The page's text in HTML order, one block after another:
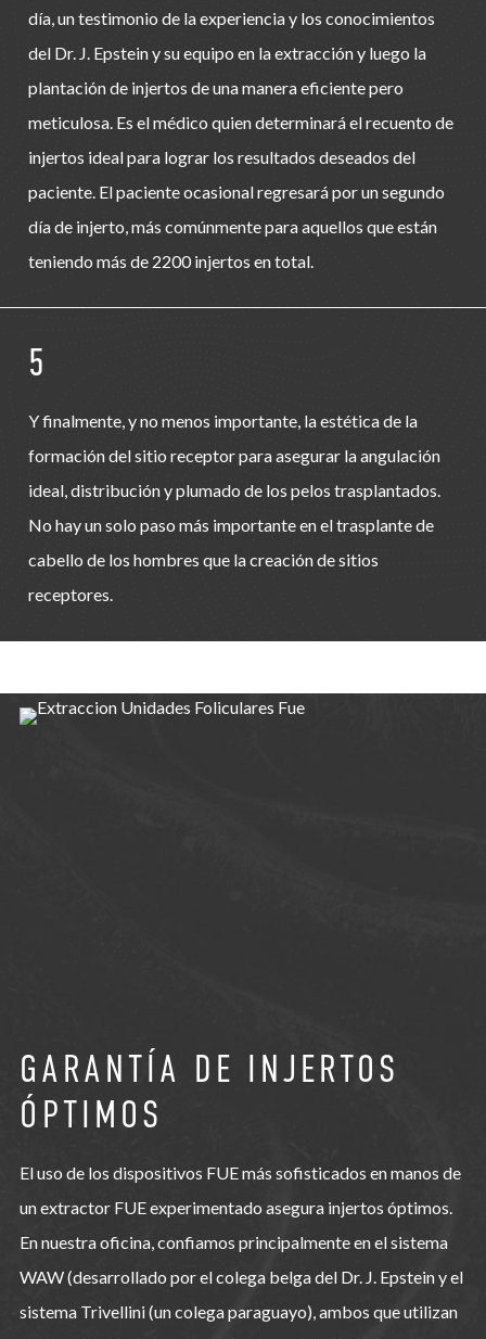
día, un testimonio de la experiencia y los conocimientos
del Dr. J. Epstein y su equipo en la extracción y luego la
plantación de injertos de una manera eficiente pero
meticulosa. Es el médico quien determinará el recuento de
injertos ideal para lograr los resultados deseados del
paciente. El paciente ocasional regresará por un segundo
día de injerto, más comúnmente para aquellos que están
teniendo más de 2200 injertos en total.
5
Y finalmente, y no menos importante, la estética de la
formación del sitio receptor para asegurar la angulación
ideal, distribución y plumado de los pelos trasplantados.
No hay un solo paso más importante en el trasplante de
cabello de los hombres que la creación de sitios
receptores.
GARANTÍA DE INJERTOS
ÓPTIMOS
El uso de los dispositivos FUE más sofisticados en manos de
un extractor FUE experimentado asegura injertos óptimos.
En nuestra oficina, confiamos principalmente en el sistema
WAW (desarrollado por el colega belga del Dr. J. Epstein y el
sistema Trivellini (un colega paraguayo), ambos que utilizan